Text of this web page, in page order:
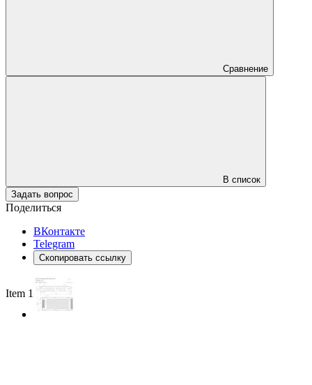
Сравнение
В список
Задать вопрос
Поделиться
ВКонтакте
Telegram
Скопировать ссылку
Item 1 of 2